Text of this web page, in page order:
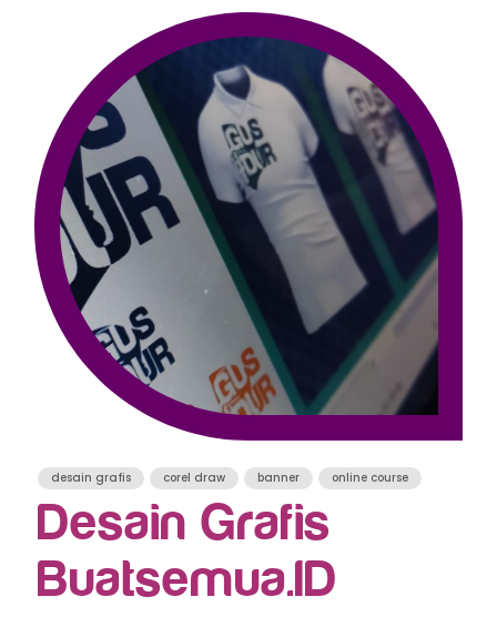
desain grafis corel draw banner online course
Desain Grafis
Buatsemua.ID